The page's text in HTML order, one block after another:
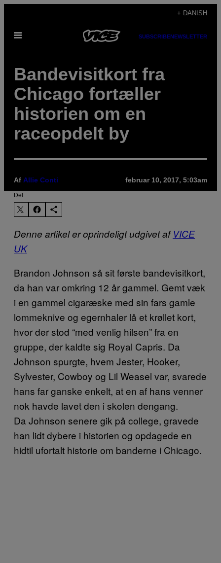
indhold
+ DANISH
Åbn
SUBSCRIBENEWSLETTER
Bandevisitkort fra
Chicago fortæller
historien om en
raceopdelt by
Af Allie Conti februar 10, 2017, 5:03am
Del
Denne artikel er oprindeligt udgivet afVICE
UK
Brandon Johnson så sit første bandevisitkort,
da han var omkring 12 år gammel. Gemt væk
i en gammel cigaræske med sin fars gamle
lommeknive og egernhaler lå et krøllet kort,
hvor der stod “med venlig hilsen” fra en
gruppe, der kaldte sig Royal Capris. Da
Johnson spurgte, hvem Jester, Hooker,
Sylvester, Cowboy og Lil Weasel var, svarede
hans far ganske enkelt, at en af hans venner
nok havde lavet den i skolen dengang.
Da Johnson senere gik på college, gravede
han lidt dybere i historien og opdagede en
hidtil ufortalt historie om banderne i Chicago.